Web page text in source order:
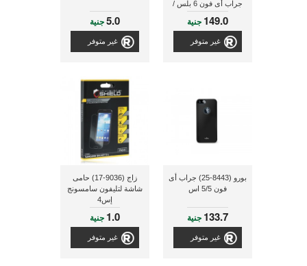
جراب أى فون 6 بلس /
6s بلس مقاس 5.5 بوصة
- أسود
149.0 جنية
غير متوفر
5.0جنية
غير متوفر
بورو (8443-25) جراب أى
فون 5/5 اس
133.7 جنية
غير متوفر
زاج (9036-17) حامى
شاشة لتليفون سامسونج
إس4
1.0 جنية
غير متوفر